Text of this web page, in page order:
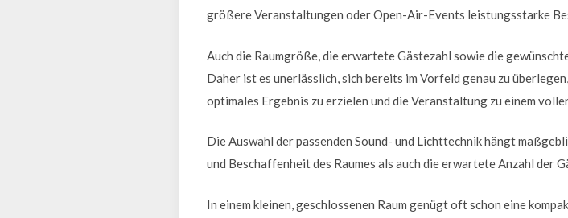
größere Veranstaltungen oder Open-Air-Events leistungsstarke
Auch die Raumgröße, die erwartete Gästezahl sowie die
Daher ist es unerlässlich, sich bereits im Vorfeld genau zu
optimales Ergebnis zu erzielen und die Veranstaltung zu einem
Die Auswahl der passenden Sound- und Lichttechnik hängt
und Beschaffenheit des Raumes als auch die erwartete Anzahl der
In einem kleinen, geschlossenen Raum genügt oft schon eine